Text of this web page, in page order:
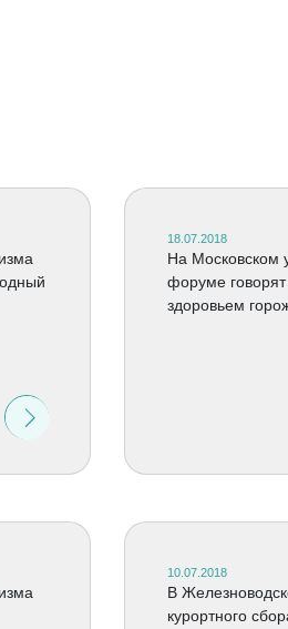
18.07.2018
На Московском
форуме
здоровьем
10.07.2018
В
курортного